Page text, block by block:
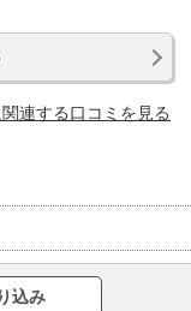
連する口コミを見る
込み